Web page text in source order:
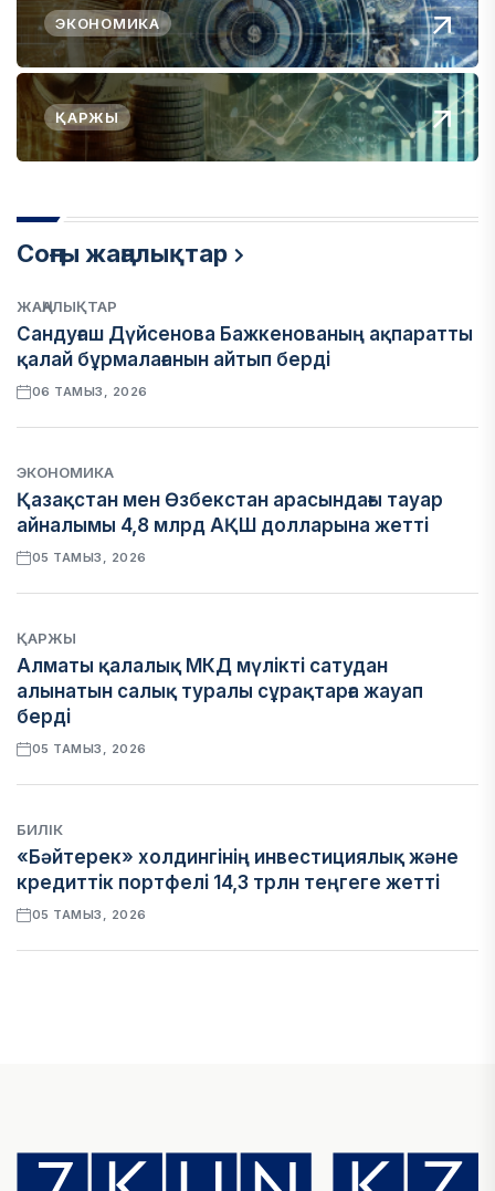
ЭКОНОМИКА
ҚАРЖЫ
Соңғы жаңалықтар
ЖАҢАЛЫҚТАР
Сандуғаш Дүйсенова Бажкенованың ақпаратты
қалай бұрмалағанын айтып берді
06 ТАМЫЗ, 2026
ЭКОНОМИКА
Қазақстан мен Өзбекстан арасындағы тауар
айналымы 4,8 млрд АҚШ долларына жетті
05 ТАМЫЗ, 2026
ҚАРЖЫ
Алматы қалалық МКД мүлікті сатудан
алынатын салық туралы сұрақтарға жауап
берді
05 ТАМЫЗ, 2026
БИЛІК
«Бәйтерек» холдингінің инвестициялық және
кредиттік портфелі 14,3 трлн теңгеге жетті
05 ТАМЫЗ, 2026
ҚАРЖЫ